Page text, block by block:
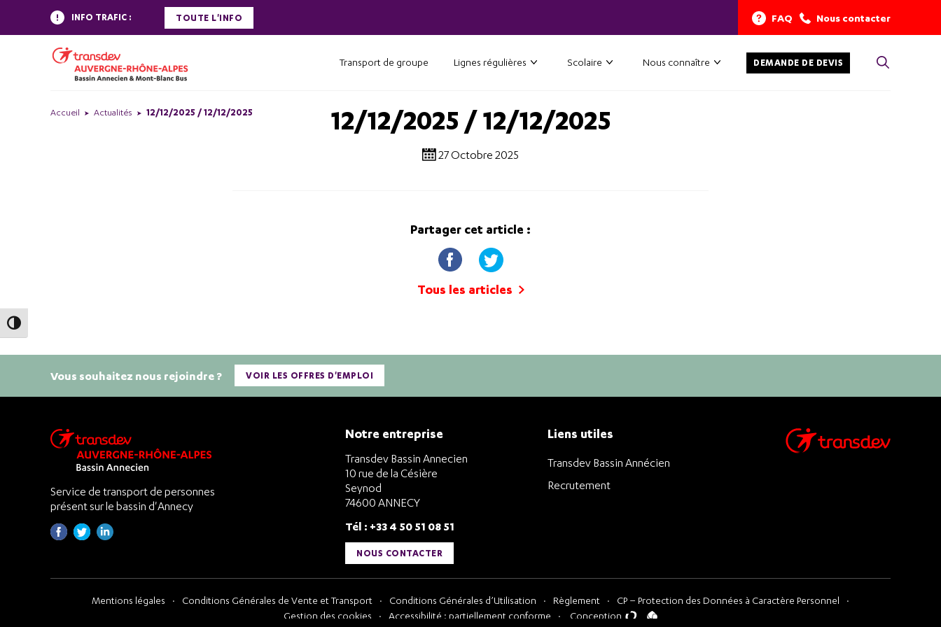
Passer en contraste élevé
INFO TRAFIC : TOUTE L'INFO FAQ Nous contacter
Transport de groupe Lignes régulières Scolaire Nous connaître DEMANDE DE DEVIS
Accueil Actualités 12/12/2025 / 12/12/2025 12/12/2025 / 12/12/2025
27 Octobre 2025
Partager cet article :
Tous les articles
Vous souhaitez nous rejoindre ? VOIR LES OFFRES D'EMPLOI
Service de transport de personnes
présent sur le bassin d'Annecy
Notre entreprise
Transdev Bassin Annecien
10 rue de la Césière
Seynod
74600 ANNECY
Tél : +33 4 50 51 08 51
NOUS CONTACTER
Liens utiles
Transdev Bassin Annécien
Recrutement
Mentions légales Conditions Générales de Vente et Transport Conditions Générales d’Utilisation Règlement
CP – Protection des Données à Caractère Personnel
Gestion des cookies
Accessibilité : partiellement conforme Conception